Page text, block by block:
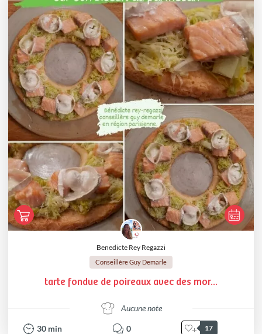
Benedicte Rey Regazzi
Conseillère Guy Demarle
tarte fondue de poireaux avec des mor...
Aucune note
30 min 0 17